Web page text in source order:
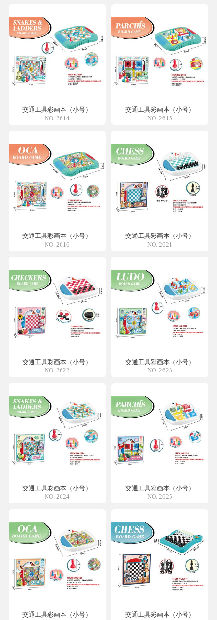
交通工具彩画本（小号）
NO. 2614
交通工具彩画本（小号）
NO. 2615
交通工具彩画本（小号）
NO. 2616
交通工具彩画本（小号）
NO. 2621
交通工具彩画本（小号）
NO. 2622
交通工具彩画本（小号）
NO. 2623
交通工具彩画本（小号）
NO. 2624
交通工具彩画本（小号）
NO. 2625
交通工具彩画本（小号）
交通工具彩画本（小号）